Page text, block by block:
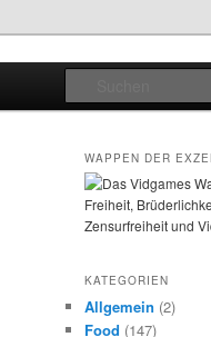
WAPPEN DER
KATEGORIEN
Allgemein (2)
Food (147)